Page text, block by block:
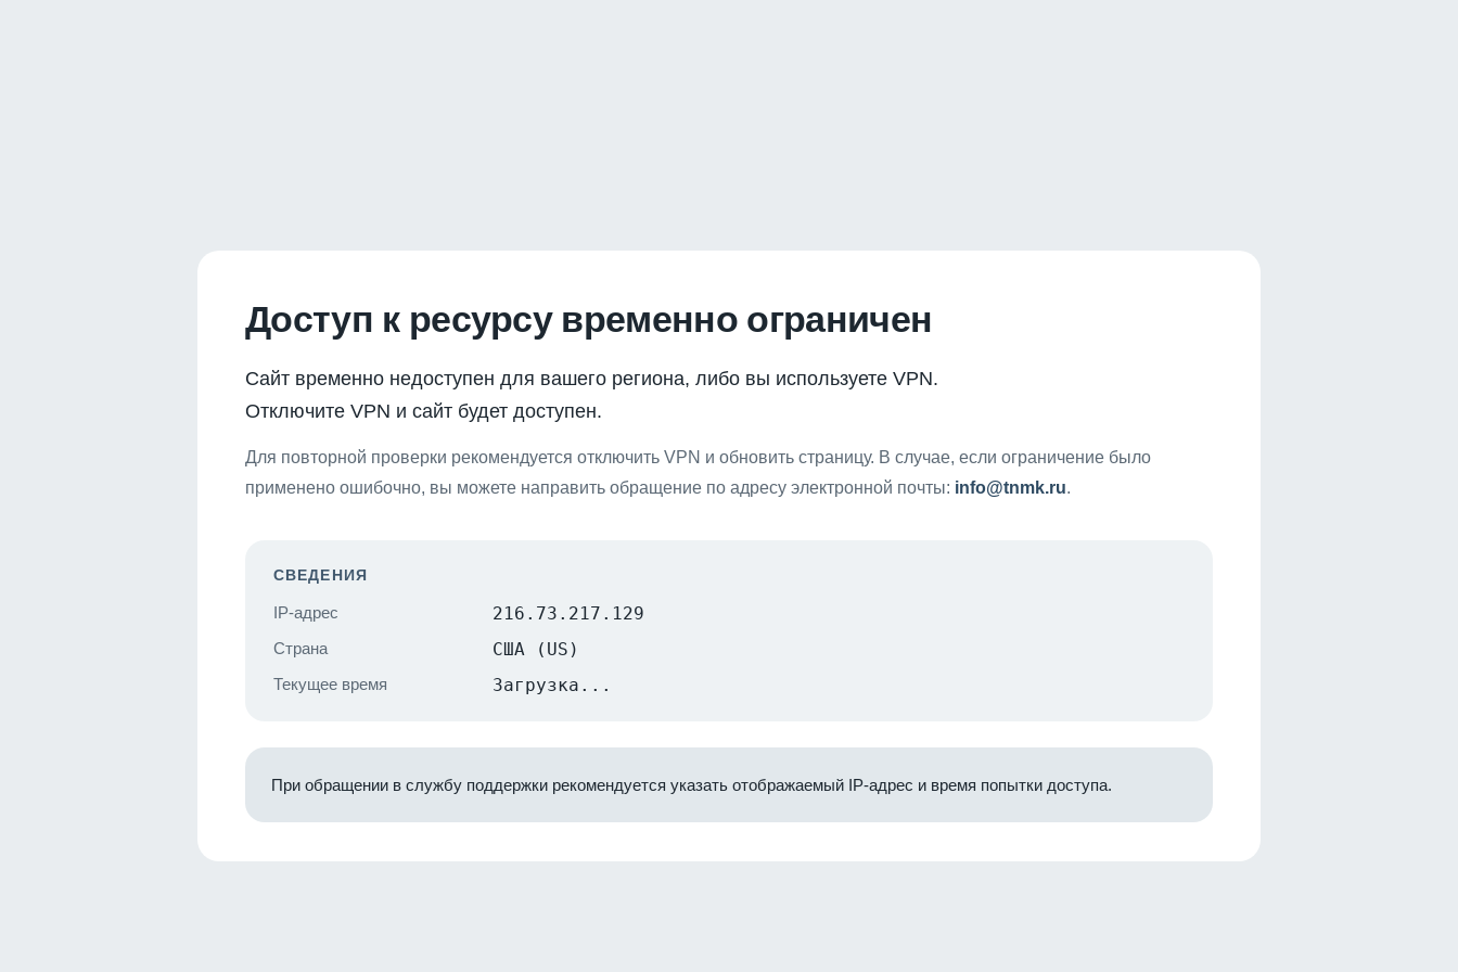
Доступ к ресурсу временно ограничен
Сайт временно недоступен для вашего региона, либо вы используете VPN.
Отключите VPN и сайт будет доступен.
Для повторной проверки рекомендуется отключить VPN и обновить страницу. В случае, если ограничение было
применено ошибочно, вы можете направить обращение по адресу электронной почты: info@tnmk.ru.
СВЕДЕНИЯ
IP-адрес 216.73.217.129
Страна США (US)
Текущее время Загрузка...
При обращении в службу поддержки рекомендуется указать отображаемый IP-адрес и время попытки доступа.